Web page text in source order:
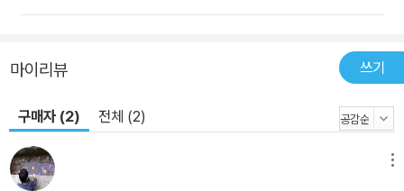
마이리뷰 쓰기
구매자 (2) 전체 (2)